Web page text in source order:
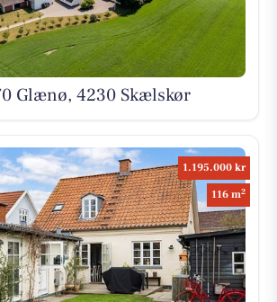
Glænø, 4230 Skælskør
1.195.000 kr
116 m2